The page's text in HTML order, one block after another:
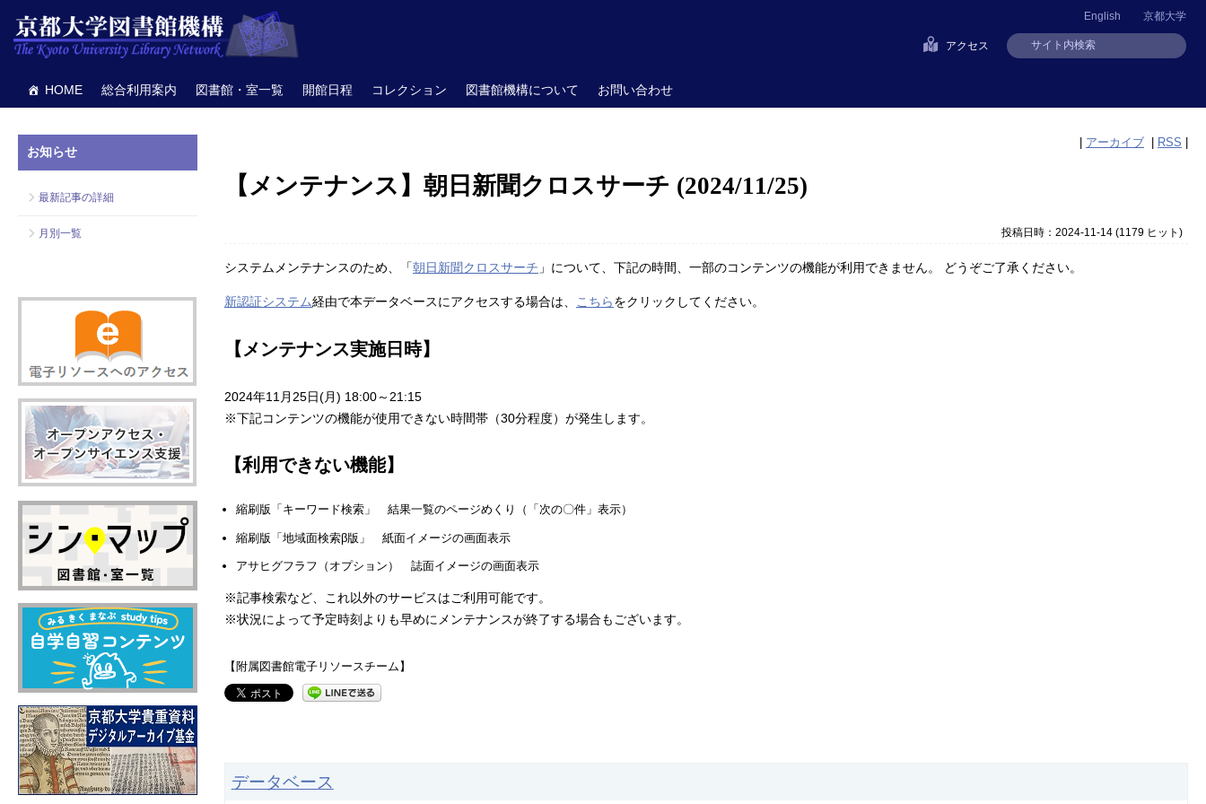
京都大学
English
アクセス
HOME 総合利用案内 図書館・室一覧 開館日程 コレクション 図書館機構について お問い合わせ
| アーカイブ | RSS |
【メンテナンス】朝日新聞クロスサーチ (2024/11/25)
投稿日時：2024-11-14(1179 ヒット )
システムメンテナンスのため、「朝日新聞クロスサーチ 」について、下記の時間、一部のコンテンツの機能が利用できません。 どうぞご了承ください。
新認証システム経由で本データベースにアクセスする場合は、 こちらをクリックしてください。
【メンテナンス実施日時】
2024年11月25日(月) 18:00～21:15
※下記コンテンツの機能が使用できない時間帯（30分程度）が発生します。
【利用できない機能】
縮刷版「キーワード検索」 結果一覧のページめくり（「次の〇件」表示）
縮刷版「地域面検索β版」 紙面イメージの画面表示
アサヒグフラフ（オプション） 誌面イメージの画面表示
※記事検索など、これ以外のサービスはご利用可能です。
※状況によって予定時刻よりも早めにメンテナンスが終了する場合もございます。
【附属図書館電子リソースチーム】
データベース
お知らせ
最新記事の詳細
月別一覧